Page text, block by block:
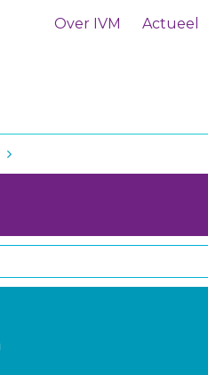
Over IVM Actueel